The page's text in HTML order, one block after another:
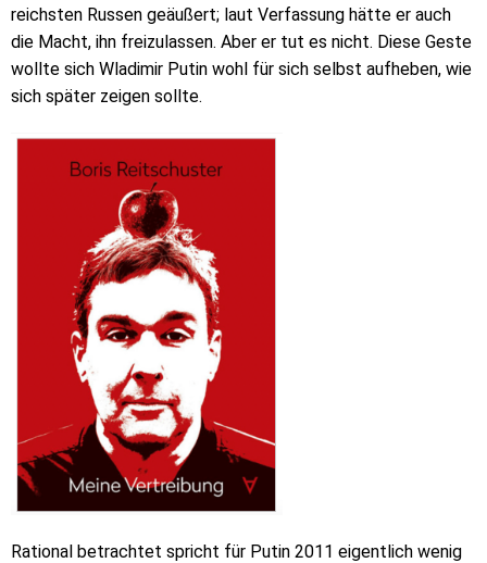
reichsten Russen geäußert; laut Verfassung hätte er auch
die Macht, ihn freizulassen. Aber er tut es nicht. Diese Geste
wollte sich Wladimir Putin wohl für sich selbst aufheben, wie
sich später zeigen sollte.
Rational betrachtet spricht für Putin 2011 eigentlich wenig